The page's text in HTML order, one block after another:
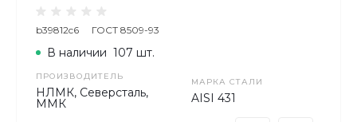
b39812c6 ГОСТ 8509-93
ПРОИЗВОДИТЕЛЬ
НЛМК, Северсталь,
ММК
МАРКА СТАЛИ
AISI 431
В наличии 107 шт.